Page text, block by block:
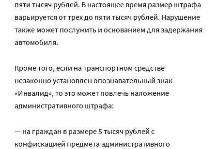
пяти тысяч рублей. В настоящее время размер штрафа
варьируется от трех до пяти тысяч рублей. Нарушение
также может послужить и основанием для задержания
автомобиля.
Кроме того, если на транспортном средстве
незаконно установлен опознавательный знак
«Инвалид», то это может повлечь наложение
административного штрафа:
— на граждан в размере 5 тысяч рублей с
конфискацией предмета административного